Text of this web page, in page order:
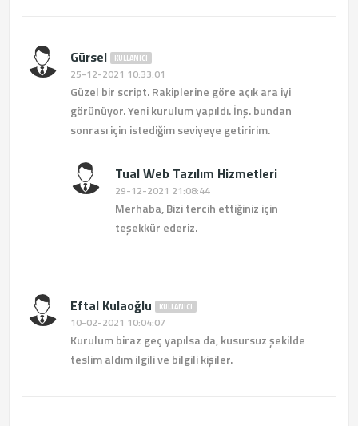
Gürsel KULLANICI
25-12-2021 10:33:01
Güzel bir script. Rakiplerine göre açık ara iyi
görünüyor. Yeni kurulum yapıldı. İnş. bundan
sonrası için istediğim seviyeye getiririm.
Tual Web Tazılım Hizmetleri
29-12-2021 21:08:44
Merhaba, Bizi tercih ettiğiniz için
teşekkür ederiz.
Eftal Kulaoğlu KULLANICI
10-02-2021 10:04:07
Kurulum biraz geç yapılsa da, kusursuz şekilde
teslim aldım ilgili ve bilgili kişiler.